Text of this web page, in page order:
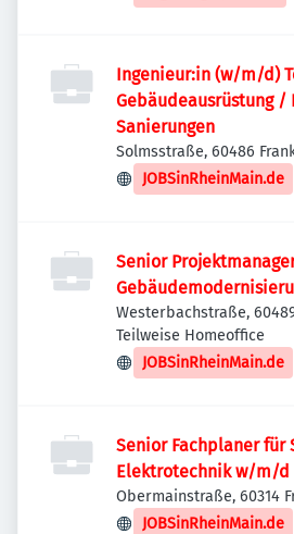
Ingenieur:in (w/m/d)
Gebäudeausrüstung /
Sanierungen
Solmsstraße, 60486
Innenstadt II, Deutschland
JOBSinRheinMain.de
Senior
Westerbachstraße,
Main-Frankfurt-Mitte-
Teilweise Homeoffice
JOBSinRheinMain.de
Senior Fachplaner für
Elektrotechnik w/m/d
Obermainstraße, 60314
Bornheim/Ostend,
JOBSinRheinMain.de